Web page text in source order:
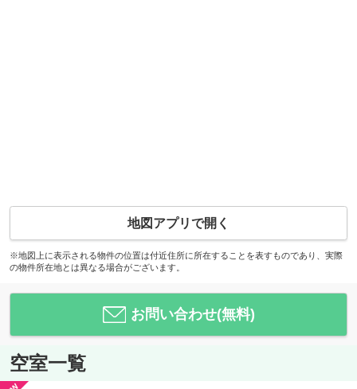
地図アプリで開く
※地図上に表示される物件の位置は付近住所に所在することを表すものであり、実際
の物件所在地とは異なる場合がございます。
お問い合わせ(無料)
空室一覧